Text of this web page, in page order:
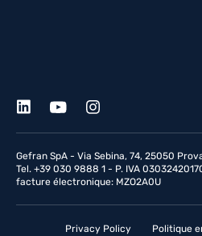
Gefran SpA - Via Sebina, 74, 25050
Tel. +39 030 9888 1 - P. IVA
facture électronique: MZO2A0U
Privacy Policy Politique